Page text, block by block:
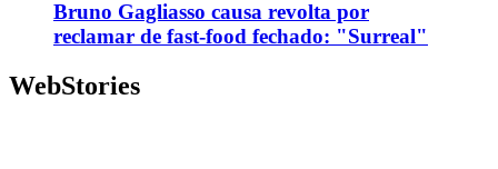
Bruno Gagliasso causa revolta por
reclamar de fast-food fechado: "Surreal"
WebStories